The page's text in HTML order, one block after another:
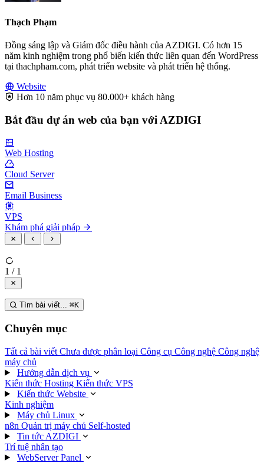
Thạch Phạm
Đồng sáng lập và Giám đốc điều hành của AZDIGI. Có hơn 15
năm kinh nghiệm trong phổ biến kiến thức liên quan đến WordPress
tại thachpham.com, phát triển website và phát triển hệ thống.
Website
Hơn 10 năm phục vụ 80.000+ khách hàng
Bắt đầu dự án web của bạn với AZDIGI
Web Hosting
Cloud Server
Email Business
VPS
Khám phá giải pháp
1 / 1
Tìm bài viết... ⌘K
Chuyên mục
Tất cả bài viết Chưa được phân loại Công cụ Công nghệ Công nghệ
máy chủ
Hướng dẫn dịch vụ
Kiến thức Hosting Kiến thức VPS
Kiến thức Website
Kinh nghiệm
Máy chủ Linux
n8n Quản trị máy chủ Self-hosted
Tin tức AZDIGI
Trí tuệ nhân tạo
WebServer Panel